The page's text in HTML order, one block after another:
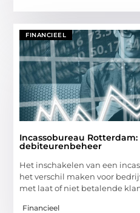
FINANCIEEL
Incassobureau
debiteurenbeheer
Het inschakelen van een
het verschil maken voor
met laat of niet betalende
Financieel